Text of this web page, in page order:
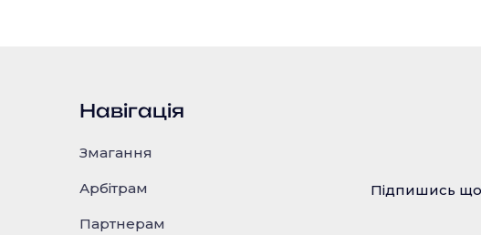
Навігація
Змагання
Арбітрам
Партнерам
Підпишись